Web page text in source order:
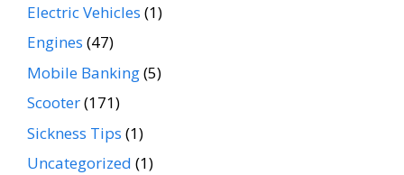
Electric Vehicles (1)
Engines (47)
Mobile Banking(5)
Scooter(171)
Sickness Tips (1)
Uncategorized (1)